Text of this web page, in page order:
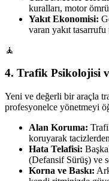
kuralları, motor
Yakıt Ekonomisi:
varan yakıt
🧘
4. Trafik Psikolojisi
Yeni ve değerli bir araçla
profesyonelce yönetmeyi
Alan Koruma:
koruyarak
Hata Telafisi:
(Defansif Sürüş) ve
Korna ve Baskı: